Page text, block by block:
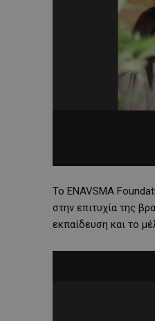
Το ENAVSMA
στην επιτυχία της
εκπαίδευση και το